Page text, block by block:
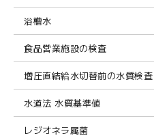
浴槽水
食品営業施設の検査
増圧直結給水切替前の水質検査
水道法 水質基準値
レジオネラ属菌